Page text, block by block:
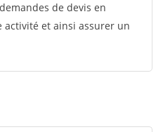
de devis en
activité et ainsi assurer un